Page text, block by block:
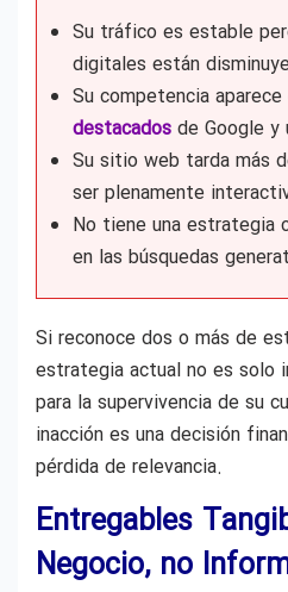
Su tráfico es estable
digitales están
Su competencia
destacados de Google y
Su sitio web tarda más
ser plenamente
No tiene una estrategia
en las búsquedas
Si reconoce dos o más de
estrategia actual no es solo
para la supervivencia de su
inacción es una decisión
pérdida de relevancia.
Entregables
Negocio, no